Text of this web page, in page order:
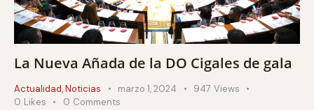
La Nueva Añada de la DO Cigales de gala
Actualidad,Noticias marzo 1, 2024 947 Views
0 Likes 0 Comments